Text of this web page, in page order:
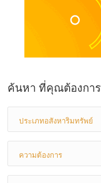
ค้นหา ที่คุณต้องการ